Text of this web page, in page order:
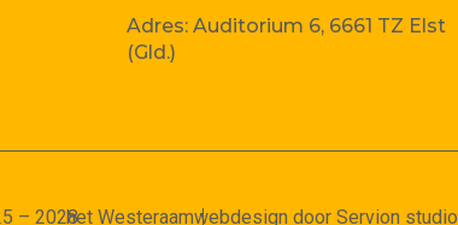
Adres: Auditorium 6, 6661 TZ Elst
(Gld.)
– 2028het Westeraamwebdesign door Servion studio